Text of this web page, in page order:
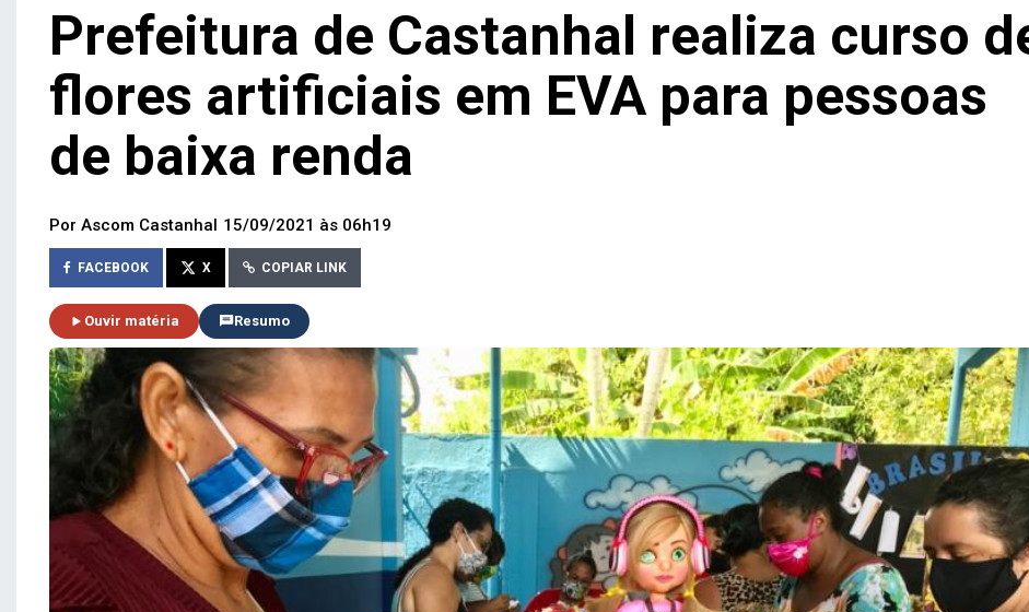
Prefeitura de Castanhal realiza curso
flores artificiais em EVA para pessoas
de baixa renda
Por Ascom Castanhal 15/09/2021 às 06h19
FACEBOOK X COPIAR LINK
Ouvir matéria Resumo